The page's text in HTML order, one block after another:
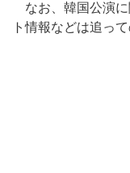
なお、韓国公演に
ト情報などは追っ